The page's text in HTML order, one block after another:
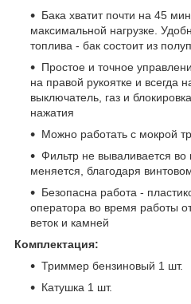
Бака хватит почти на 45
максимальной нагрузке.
топлива - бак состоит из
Простое и точное
на правой рукоятке и всегда
выключатель, газ и
нажатия
Можно работать с мокрой
Фильтр не вываливается во
меняется, благодаря
Безопасна работа -
оператора во время работы
веток и камней
Комплектация:
Триммер бензиновый 1 шт.
Катушка 1 шт.